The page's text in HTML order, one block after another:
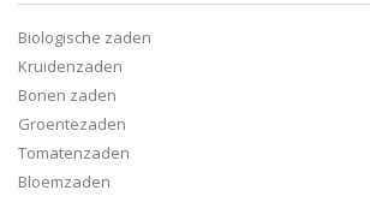
Biologische zaden
Kruidenzaden
Bonen zaden
Groentezaden
Tomatenzaden
Bloemzaden